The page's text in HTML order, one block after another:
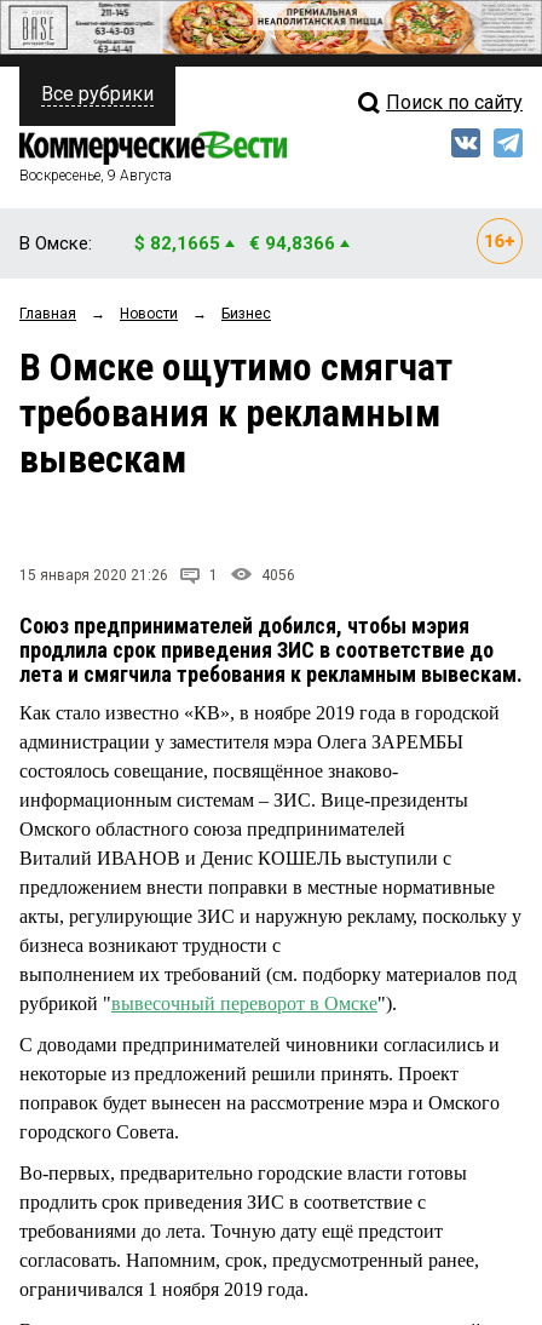
ПОЛИТИКА
ФИНАНСЫ
ОБЩЕСТВО
ЗАКОН
НОВОСТИ КОМПАНИЙ
Свежий выпуск
Рейтинги
Блоги
Все рубрики Поиск по сайту
Воскресенье, 9 Августа
В Омске: $ 82,1665 € 94,8366
Главная → Новости → Бизнес
В Омске ощутимо смягчат
требования к рекламным
вывескам
15 января 2020 21:26 1 4056
Союз предпринимателей добился, чтобы мэрия
продлила срок приведения ЗИС в соответствие до
лета и смягчила требования к рекламным вывескам.
Как стало известно «КВ», в ноябре 2019 года в городской
администрации у заместителя мэра Олега ЗАРЕМБЫ
состоялось совещание, посвящённое знаково-
информационным системам – ЗИС. Вице-президенты
Омского областного союза предпринимателей
Виталий ИВАНОВ и Денис КОШЕЛЬ выступили с
предложением внести поправки в местные нормативные
акты, регулирующие ЗИС и наружную рекламу, поскольку у
бизнеса возникают трудности с
выполнением их требований (см. подборку материалов под
рубрикой "вывесочный переворот в Омске").
С доводами предпринимателей чиновники согласились и
некоторые из предложений решили принять. Проект
поправок будет вынесен на рассмотрение мэра и Омского
городского Cовета.
Во-первых, предварительно городские власти готовы
продлить срок приведения ЗИС в соответствие с
требованиями до лета. Точную дату ещё предстоит
согласовать. Напомним, срок, предусмотренный ранее,
ограничивался 1 ноября 2019 года.